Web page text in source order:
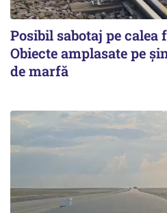
Posibil sabotaj pe calea
Obiecte amplasate pe
de marfă